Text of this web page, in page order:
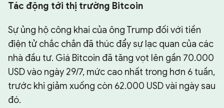
Tác động tới thị trường Bitcoin
Sự ủng hộ công khai của ông Trump đối với tiền
điện tử chắc chắn đã thúc đẩy sự lạc quan của các
nhà đầu tư. Giá Bitcoin đã tăng vọt lên gần 70.000
USD vào ngày 29/7, mức cao nhất trong hơn 6 tuần,
trước khi giảm xuống còn 62.000 USD vài ngày sau
đó.